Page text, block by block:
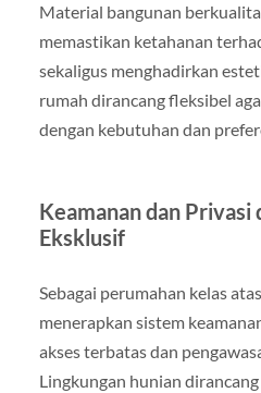
Material bangunan
memastikan ketahanan
sekaligus menghadirkan
rumah dirancang fleksibel
dengan kebutuhan dan
Keamanan dan Privasi
Eksklusif
Sebagai perumahan kelas
menerapkan sistem
akses terbatas dan
Lingkungan hunian